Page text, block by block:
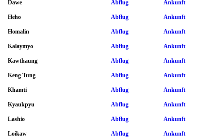
Dawe Abflug Ankunft
Heho Abflug Ankunft
Homalin Abflug Ankunft
Kalaymyo Abflug Ankunft
Kawthaung Abflug Ankunft
Keng Tung Abflug Ankunft
Khamti Abflug Ankunft
Kyaukpyu Abflug Ankunft
Lashio Abflug Ankunft
Loikaw Abflug Ankunft